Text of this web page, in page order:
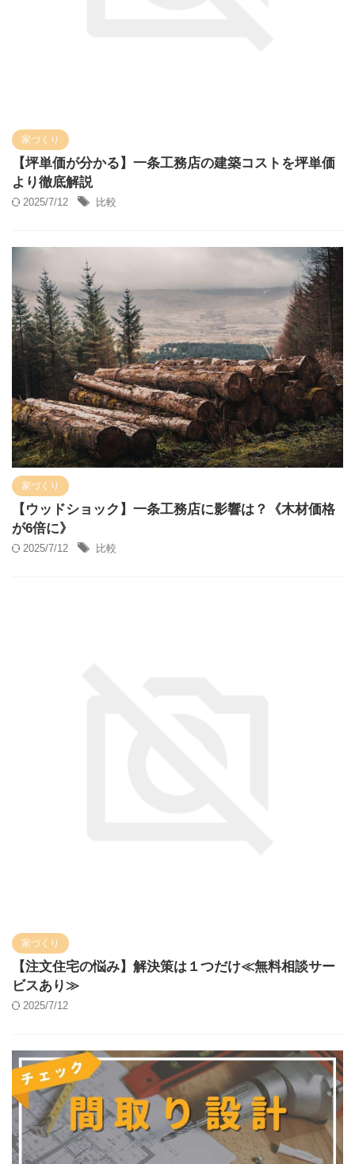
家づくり
【坪単価が分かる】一条工務店の建築コストを坪単価
より徹底解説
2025/7/12 比較
家づくり
【ウッドショック】一条工務店に影響は？《木材価格
が6倍に》
2025/7/12 比較
家づくり
【注文住宅の悩み】解決策は１つだけ≪無料相談サー
ビスあり≫
2025/7/12